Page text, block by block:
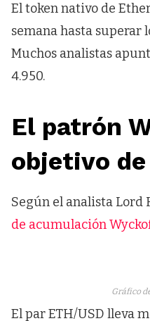
El token nativo de
semana hasta superar
Muchos analistas
4.950.
El patrón
objetivo
Según el analista Lord
de acumulación
Gráfico
El par ETH/USD lleva